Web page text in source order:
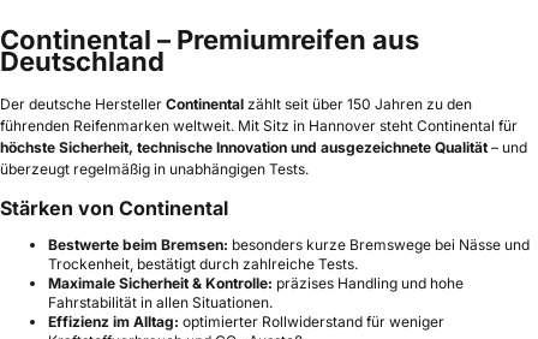
Continental – Premiumreifen aus
Deutschland
Der deutsche Hersteller Continental zählt seit über 150 Jahren zu den
führenden Reifenmarken weltweit. Mit Sitz in Hannover steht Continental für
höchste Sicherheit, technische Innovation und ausgezeichnete Qualität – und
überzeugt regelmäßig in unabhängigen Tests.
Stärken von Continental
Bestwerte beim Bremsen: besonders kurze Bremswege bei Nässe und
Trockenheit, bestätigt durch zahlreiche Tests.
Maximale Sicherheit & Kontrolle: präzises Handling und hohe
Fahrstabilität in allen Situationen.
Effizienz im Alltag: optimierter Rollwiderstand für weniger